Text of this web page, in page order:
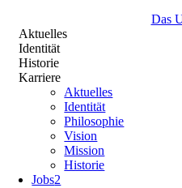
Das
Aktuelles
Identität
Historie
Karriere
Aktuelles
Identität
Philosophie
Vision
Mission
Historie
Jobs2